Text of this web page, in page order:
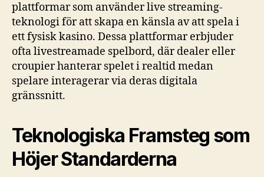
plattformar som använder live streaming-
teknologi för att skapa en känsla av att spela i
ett fysisk kasino. Dessa plattformar erbjuder
ofta livestreamade spelbord, där dealer eller
croupier hanterar spelet i realtid medan
spelare interagerar via deras digitala
gränssnitt.
Teknologiska Framsteg som
Höjer Standarderna